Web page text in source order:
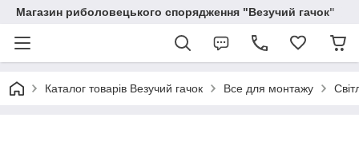
Магазин риболовецького спорядження "Везучий гачок"
Каталог товарів Везучий гачок Все для монтажу